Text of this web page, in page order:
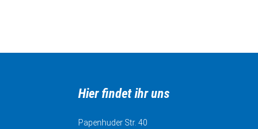
Hier findet ihr uns
Papenhuder Str. 40